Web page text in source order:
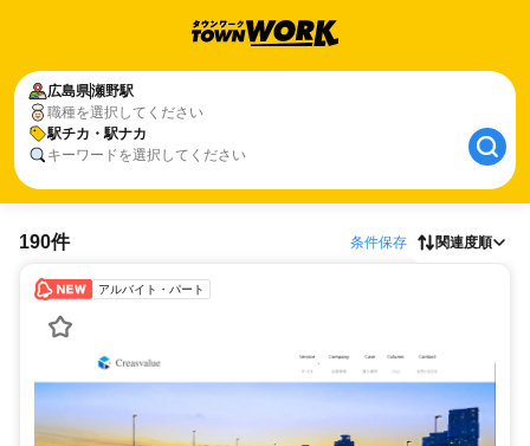
広島県瀬野駅
職種を選択してください
駅チカ・駅ナカ
キーワードを選択してください
190件 条件保存 関連度順
アルバイト・パート